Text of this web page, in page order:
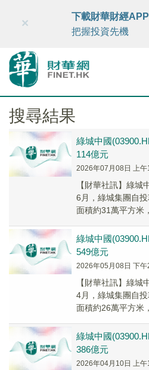
財華智庫網 FINTV
×
下載財華財經APP
把握投資先機
搜尋結果
綠城中國
114億元
2026年07月08日 上午
【財華社訊】綠
6月，綠城集團自
面積約31萬平方米
綠城中國
549億元
2026年05月08日 下午
【財華社訊】綠
4月，綠城集團自
面積約26萬平方米
綠城中國
386億元
2026年04月10日 上午